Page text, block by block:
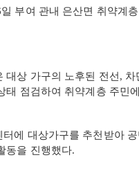
일 부여 관내 은산면 취약계층
대상 가구의 노후된 전선, 차
태 점검하여 취약계층 주민
에 대상가구를 추천받아
동을 진행했다.